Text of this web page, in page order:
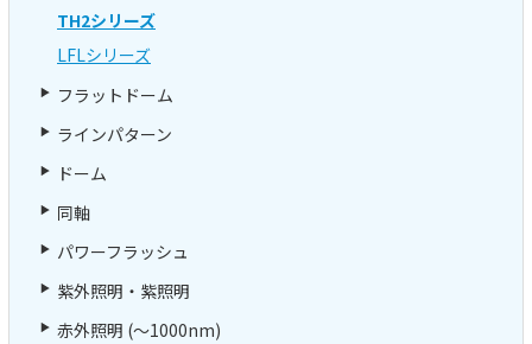
TH2シリーズ
LFLシリーズ
フラットドーム
ラインパターン
ドーム
同軸
パワーフラッシュ
紫外照明・紫照明
赤外照明 (～1000nm)